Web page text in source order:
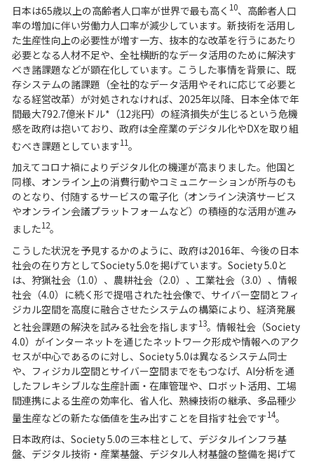
日本は65歳以上の高齢者人口率が世界で最も高く 10、高齢者人口
率の増加に伴い労働力人口率が減少しています。新技術を活用し
た生産性向上の必要性が増す一方、抜本的な改革を行うにあたり
必要となる人材不足や、全社横断的なデータ活用のために解決す
べき諸課題などが顕在化しています。こうした事情を背景に、既
存システムの諸課題（全社的なデータ活用やそれに応じて必要と
なる経営改革）が対処されなければ、2025年以降、日本全体で年
間最大792.7億米ドル*（12兆円）の経済損失が生じるという危機
感を政府は抱いており、政府は全産業のデジタル化やDXを取り組
むべき課題としています11。
加えてコロナ禍によりデジタル化の機運が高まりました。他国と
同様、オンライン上の消費行動やコミュニケーションが所与のも
のとなり、付随するサービスの電子化（オンライン決済サービス
やオンライン会議プラットフォームなど）の積極的な活用が進み
ました12。
こうした状況を予見するかのように、政府は2016年、今後の日本
社会の在り方としてSociety 5.0を掲げています。Society 5.0と
は、狩猟社会（1.0）、農耕社会（2.0）、工業社会（3.0）、情報
社会（4.0）に続く形で提唱された社会像で、サイバー空間とフィ
ジカル空間を高度に融合させたシステムの構築により、経済発展
と社会課題の解決を試みる社会を指します13。情報社会（Society
4.0）がインターネットを通じたネットワーク形成や情報へのアク
セスが中心であるのに対し、Society 5.0は異なるシステム同士
や、フィジカル空間とサイバー空間までをもつなげ、AI分析を通
したフレキシブルな生産計画・在庫管理や、ロボット活用、工場
間連携による生産の効率化、省人化、熟練技術の継承、多品種少
量生産などの新たな価値を生み出すことを目指す社会です14。
日本政府は、Society 5.0の三本柱として、デジタルインフラ基
盤、デジタル技術・産業基盤、デジタル人材基盤の整備を掲げて